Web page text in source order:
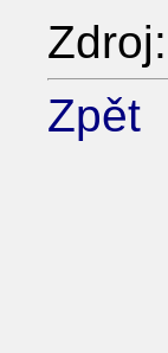
Zdroj:
Zpět